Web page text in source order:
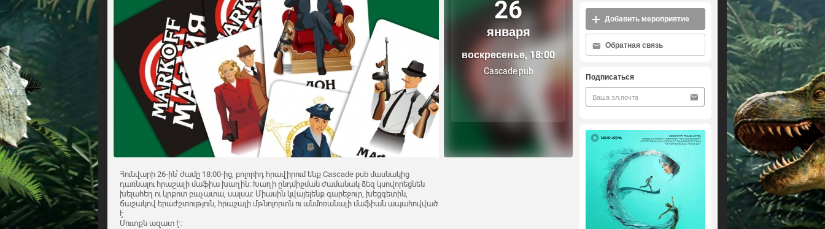
26
января
воскресенье, 18:00
Cascade pub
Հունվարի 26-ին՝ ժամը 18:00-ից, բոլորիդ հրավիրում ենք Cascade pub մասնակից
դառնալու հրաշալի մաֆիա խաղին: Խաղի ընդմիջման ժամանակ ձեզ կսովորեցնեն
խելահեղ ու կրքոտ բաչատա, սալսա: Միասին կվայելենք գարեջուր, խեցգետին,
ճաշակով երաժշտություն, հրաշալի մթնոլորտն ու անմոռանալի մաֆիան ապահովված
է
Մուտքն ազատ է:
Добавить мероприятие
Обратная связь
Подписаться